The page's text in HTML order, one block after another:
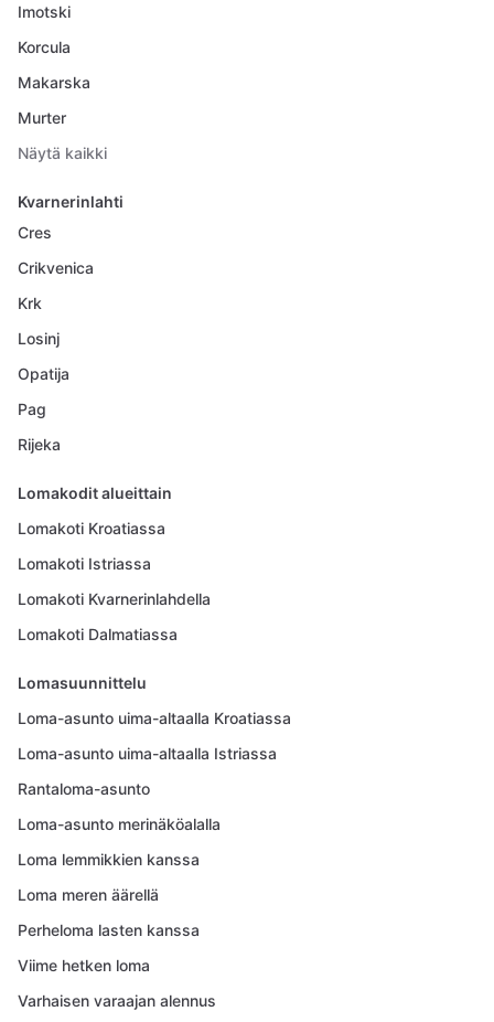
Imotski
Korcula
Makarska
Murter
Näytä kaikki
Kvarnerinlahti
Cres
Crikvenica
Krk
Losinj
Opatija
Pag
Rijeka
Lomakodit alueittain
Lomakoti Kroatiassa
Lomakoti Istriassa
Lomakoti Kvarnerinlahdella
Lomakoti Dalmatiassa
Lomasuunnittelu
Loma-asunto uima-altaalla Kroatiassa
Loma-asunto uima-altaalla Istriassa
Rantaloma-asunto
Loma-asunto merinäköalalla
Loma lemmikkien kanssa
Loma meren äärellä
Perheloma lasten kanssa
Viime hetken loma
Varhaisen varaajan alennus